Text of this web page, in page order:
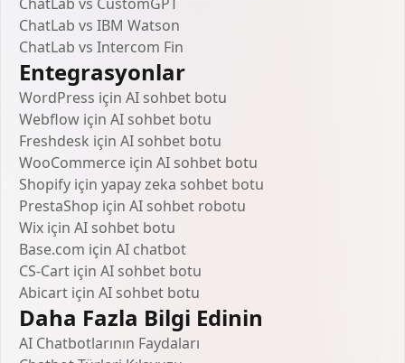
ChatLab vs IBM Watson
ChatLab vs Intercom Fin
Entegrasyonlar
WordPress için AI sohbet botu
Webflow için AI sohbet botu
Freshdesk için AI sohbet botu
WooCommerce için AI sohbet botu
Shopify için yapay zeka sohbet botu
PrestaShop için AI sohbet robotu
Wix için AI sohbet botu
Base.com için AI chatbot
CS-Cart için AI sohbet botu
Abicart için AI sohbet botu
Daha Fazla Bilgi Edinin
AI Chatbotlarının Faydaları